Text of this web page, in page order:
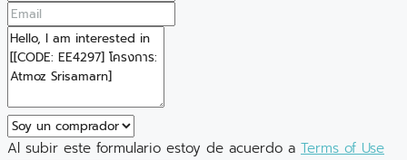
Al subir este formulario estoy de acuerdo a Terms of Use